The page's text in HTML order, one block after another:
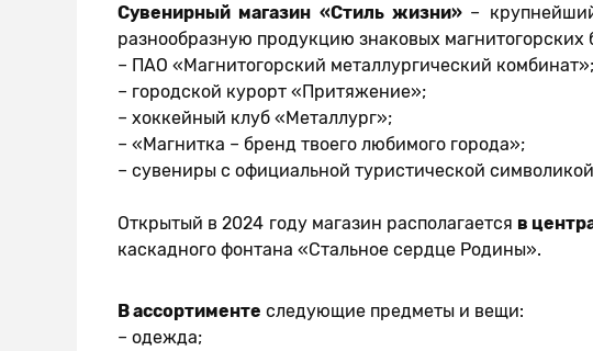
Сувенирный магазин «Стиль жизни» –
разнообразную продукцию знаковых магнитогорских
– ПАО «Магнитогорский металлургический комбинат»;
– городской курорт «Притяжение»;
– хоккейный клуб «Металлург»;
– «Магнитка – бренд твоего любимого города»;
– сувениры с официальной туристической
Открытый в 2024 году магазин располагается в
каскадного фонтана «Стальное сердце Родины».
В ассортименте следующие предметы и вещи:
– одежда;